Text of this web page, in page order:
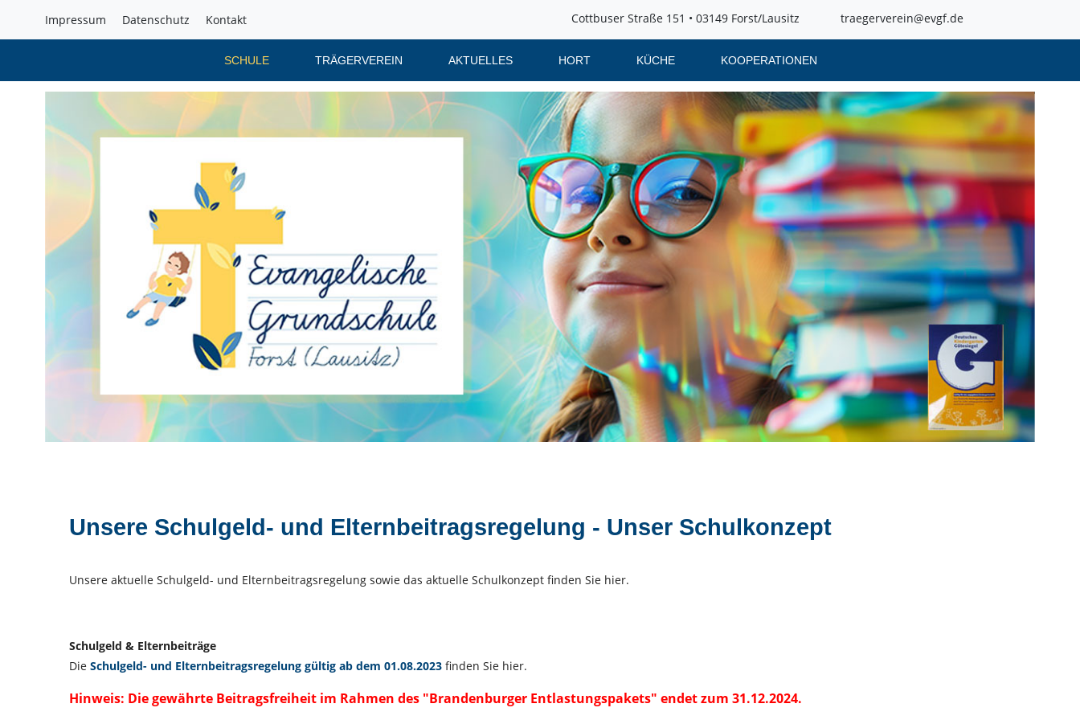
Impressum Datenschutz Kontakt Cottbuser Straße 151 • 03149 Forst/Lausitz traegerverein@evgf.de
SCHULE TRÄGERVEREIN AKTUELLES HORT KÜCHE KOOPERATIONEN
Unsere Schulgeld- und Elternbeitragsregelung - Unser Schulkonzept
Unsere aktuelle Schulgeld- und Elternbeitragsregelung sowie das aktuelle Schulkonzept finden Sie hier.
Schulgeld & Elternbeiträge
Die Schulgeld- und Elternbeitragsregelung gültig ab dem 01.08.2023 finden Sie hier.
Hinweis: Die gewährte Beitragsfreiheit im Rahmen des "Brandenburger Entlastungspakets" endet zum 31.12.2024.